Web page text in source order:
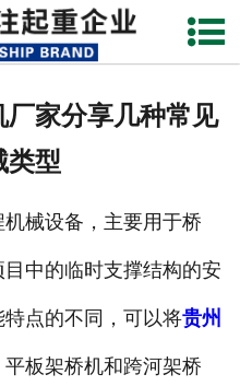
网站首页
企业视频
成功案例
家分享几种常见
类型
械设备，主要用于桥
中的临时支撑结构的安
点的不同，可以将贵州
板架桥机和跨河架桥